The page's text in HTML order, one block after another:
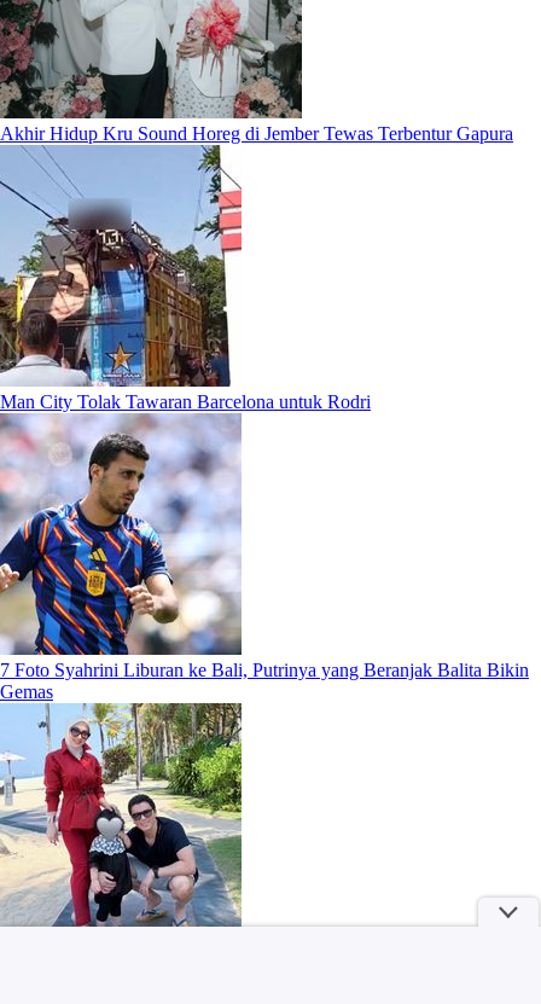
Akhir Hidup Kru Sound Horeg di Jember Tewas Terbentur Gapura
Man City Tolak Tawaran Barcelona untuk Rodri
7 Foto Syahrini Liburan ke Bali, Putrinya yang Beranjak Balita Bikin
Gemas